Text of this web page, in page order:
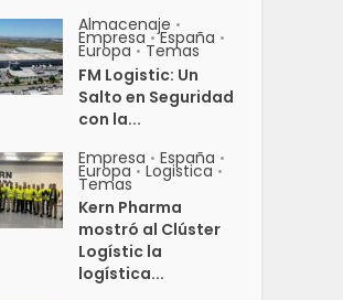
Almacenaje •
Empresa • España •
Europa • Temas
FM Logistic: Un
Salto en Seguridad
con la...
Empresa • España •
Europa • Logistica •
Temas
Kern Pharma
mostró al Clúster
Logístic la
logística...